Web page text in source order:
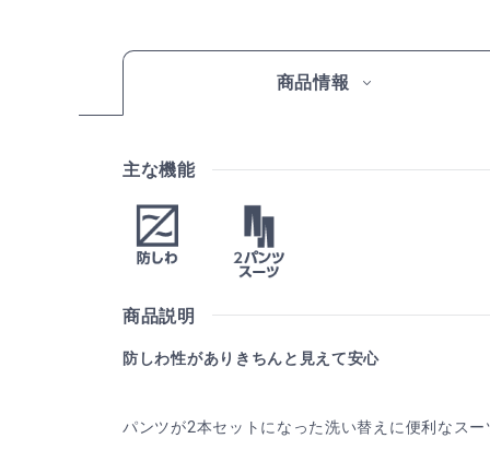
商品情報
主な機能
商品説明
防しわ性がありきちんと見えて安心
パンツが2本セットになった洗い替えに便利なスー